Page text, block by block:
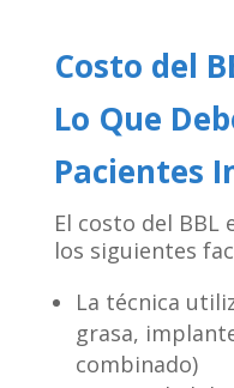
Costo del
Lo Que
Pacientes
El costo del BBL
los siguientes
La técnica
grasa,
combinado)